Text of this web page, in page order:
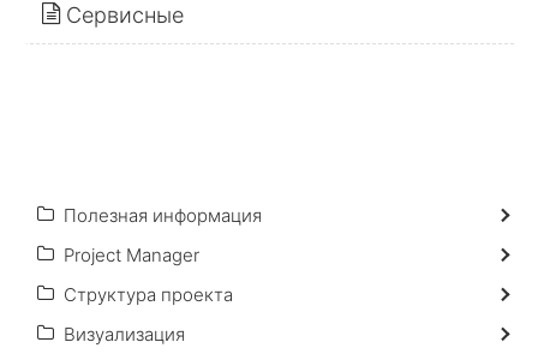
Сервисные
Полезная информация
Project Manager
Структура проекта
Визуализация